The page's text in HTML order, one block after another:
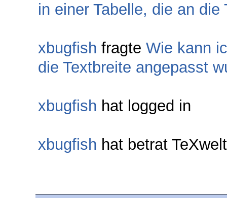
in einer Tabelle, die an
xbugfish fragte Wie kann
die Textbreite angepasst
xbugfish hat logged in
xbugfish hat betrat